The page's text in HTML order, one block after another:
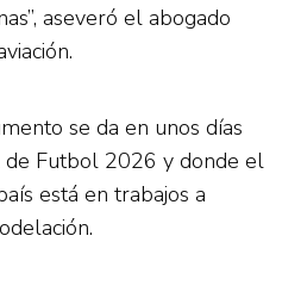
aseveró el abogado
se da en unos días
de Futbol 2026 y donde el
está en trabajos a